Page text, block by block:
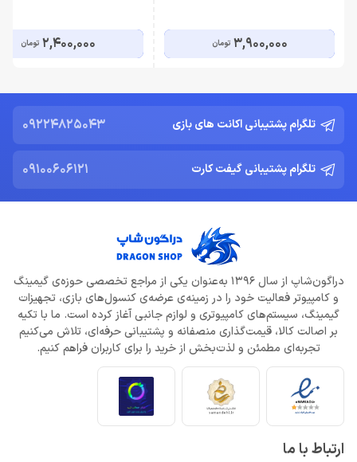
3,900,000 تومان 2,400,000 تومان
تلگرام پشتیبانی اکانت های بازی 09224825043
تلگرام پشتیبانی گیفت کارت 09100606121
دراگون‌شاپ از سال 1396 به‌عنوان یکی از مراجع تخصصی حوزه‌ی گیمینگ
و کامپیوتر فعالیت خود را در زمینه‌ی عرضه‌ی کنسول‌های بازی، تجهیزات
گیمینگ، سیستم‌های کامپیوتری و لوازم جانبی آغاز کرده است. ما با تکیه
بر اصالت کالا، قیمت‌گذاری منصفانه و پشتیبانی حرفه‌ای، تلاش می‌کنیم
تجربه‌ای مطمئن و لذت‌بخش از خرید را برای کاربران فراهم کنیم.
ارتباط با ما